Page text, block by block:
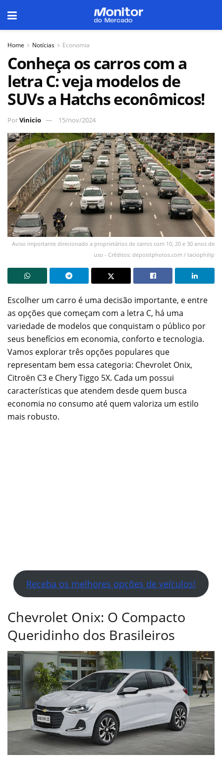
Home Notícias Economia
Conheça os carros com a
letra C: veja modelos de
SUVs a Hatchs econômicos!
PorVinicio 15/nov/2024
Aviso importante direcionado a proprietários de carros com 10, 20 e 30 anos de
uso - Créditos: depositphotos.com / taciophilip
Escolher um carro é uma decisão importante, e entre
as opções que começam com a letra C, há uma
variedade de modelos que conquistam o público por
seus benefícios em economia, conforto e tecnologia.
Vamos explorar três opções populares que
representam bem essa categoria: Chevrolet Onix,
Citroën C3 e Chery Tiggo 5X. Cada um possui
características que atendem desde quem busca
economia no consumo até quem valoriza um estilo
mais robusto.
Receba os melhores opções de veículos!
Chevrolet Onix: O Compacto
Queridinho dos Brasileiros